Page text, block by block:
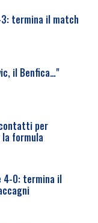
3: termina il match
il Benfica…"
per
formula
4-0: termina il